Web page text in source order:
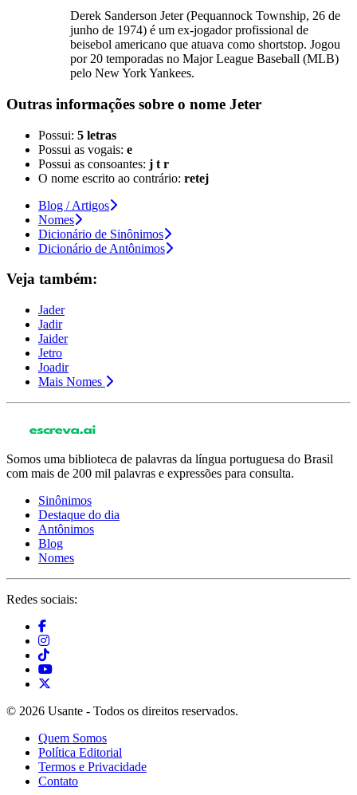
Derek Sanderson Jeter (Pequannock Township, 26 de
junho de 1974) é um ex-jogador profissional de
beisebol americano que atuava como shortstop. Jogou
por 20 temporadas no Major League Baseball (MLB)
pelo New York Yankees.
Outras informações sobre o nome Jeter
Possui: 5 letras
Possui as vogais: e
Possui as consoantes: j t r
O nome escrito ao contrário: retej
Blog / Artigos
Nomes
Dicionário de Sinônimos
Dicionário de Antônimos
Veja também:
Jader
Jadir
Jaider
Jetro
Joadir
Mais Nomes
Somos uma biblioteca de palavras da língua portuguesa do Brasil
com mais de 200 mil palavras e expressões para consulta.
Sinônimos
Destaque do dia
Antônimos
Blog
Nomes
Redes sociais:
© 2026 Usante - Todos os direitos reservados.
Quem Somos
Política Editorial
Termos e Privacidade
Contato